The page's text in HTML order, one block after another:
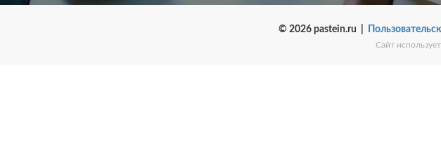
© 2026 pastein.ru |
Сайт